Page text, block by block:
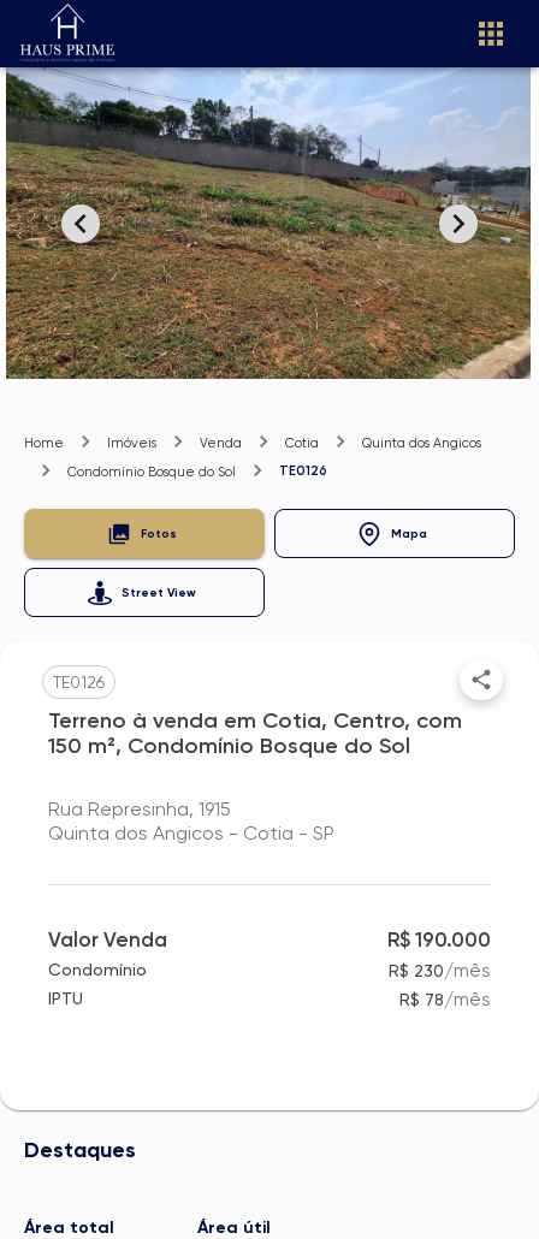
Home Imóveis Venda Cotia
Quinta dos Angicos
Condomínio Bosque do Sol
TE0126
Fotos Mapa
Street View
TE0126
Terreno à venda em Cotia, Centro, com
150 m², Condomínio Bosque do Sol
Rua Represinha, 1915
Quinta dos Angicos - Cotia - SP
Valor Venda R$ 190.000
Condomínio R$ 230/mês
IPTU R$ 78/mês
Destaques
Área total Área útil